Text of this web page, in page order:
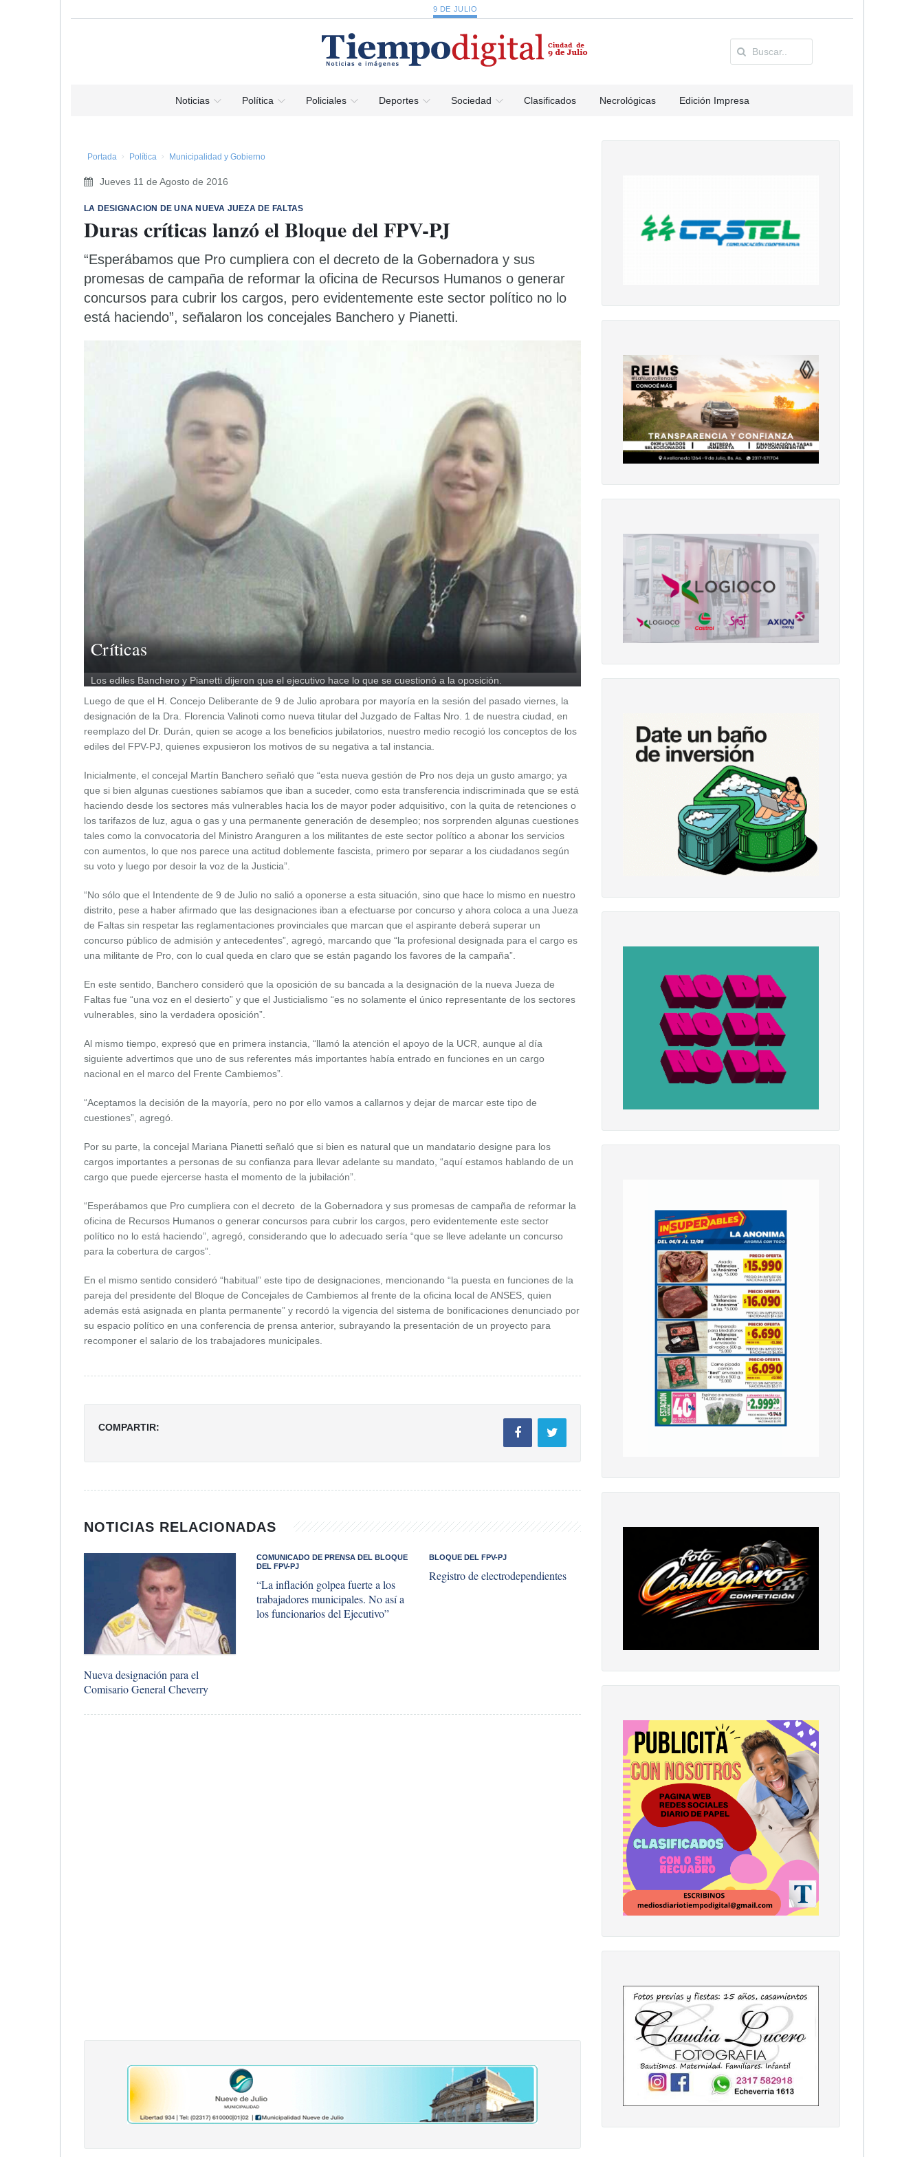
9 DE JULIO
Noticias Política Policiales Deportes Sociedad Clasificados Necrológicas Edición Impresa
Portada Política Municipalidad y Gobierno
Jueves 11 de Agosto de 2016
LA DESIGNACION DE UNA NUEVA JUEZA DE FALTAS
Duras críticas lanzó el Bloque del FPV-PJ
“Esperábamos que Pro cumpliera con el decreto de la Gobernadora y sus
promesas de campaña de reformar la oficina de Recursos Humanos o generar
concursos para cubrir los cargos, pero evidentemente este sector político no lo
está haciendo”, señalaron los concejales Banchero y Pianetti.
Críticas
Los ediles Banchero y Pianetti dijeron que el ejecutivo hace lo que se cuestionó a la oposición.
Luego de que el H. Concejo Deliberante de 9 de Julio aprobara por mayoría en la sesión del pasado viernes, la
designación de la Dra. Florencia Valinoti como nueva titular del Juzgado de Faltas Nro. 1 de nuestra ciudad, en
reemplazo del Dr. Durán, quien se acoge a los beneficios jubilatorios, nuestro medio recogió los conceptos de los
ediles del FPV-PJ, quienes expusieron los motivos de su negativa a tal instancia.
Inicialmente, el concejal Martín Banchero señaló que “esta nueva gestión de Pro nos deja un gusto amargo; ya
que si bien algunas cuestiones sabíamos que iban a suceder, como esta transferencia indiscriminada que se está
haciendo desde los sectores más vulnerables hacia los de mayor poder adquisitivo, con la quita de retenciones o
los tarifazos de luz, agua o gas y una permanente generación de desempleo; nos sorprenden algunas cuestiones
tales como la convocatoria del Ministro Aranguren a los militantes de este sector político a abonar los servicios
con aumentos, lo que nos parece una actitud doblemente fascista, primero por separar a los ciudadanos según
su voto y luego por desoir la voz de la Justicia”.
“No sólo que el Intendente de 9 de Julio no salió a oponerse a esta situación, sino que hace lo mismo en nuestro
distrito, pese a haber afirmado que las designaciones iban a efectuarse por concurso y ahora coloca a una Jueza
de Faltas sin respetar las reglamentaciones provinciales que marcan que el aspirante deberá superar un
concurso público de admisión y antecedentes”, agregó, marcando que “la profesional designada para el cargo es
una militante de Pro, con lo cual queda en claro que se están pagando los favores de la campaña”.
En este sentido, Banchero consideró que la oposición de su bancada a la designación de la nueva Jueza de
Faltas fue “una voz en el desierto” y que el Justicialismo “es no solamente el único representante de los sectores
vulnerables, sino la verdadera oposición”.
Al mismo tiempo, expresó que en primera instancia, “llamó la atención el apoyo de la UCR, aunque al día
siguiente advertimos que uno de sus referentes más importantes había entrado en funciones en un cargo
nacional en el marco del Frente Cambiemos”.
“Aceptamos la decisión de la mayoría, pero no por ello vamos a callarnos y dejar de marcar este tipo de
cuestiones”, agregó.
Por su parte, la concejal Mariana Pianetti señaló que si bien es natural que un mandatario designe para los
cargos importantes a personas de su confianza para llevar adelante su mandato, “aquí estamos hablando de un
cargo que puede ejercerse hasta el momento de la jubilación”.
“Esperábamos que Pro cumpliera con el decreto de la Gobernadora y sus promesas de campaña de reformar la
oficina de Recursos Humanos o generar concursos para cubrir los cargos, pero evidentemente este sector
político no lo está haciendo”, agregó, considerando que lo adecuado sería “que se lleve adelante un concurso
para la cobertura de cargos”.
En el mismo sentido consideró “habitual” este tipo de designaciones, mencionando “la puesta en funciones de la
pareja del presidente del Bloque de Concejales de Cambiemos al frente de la oficina local de ANSES, quien
además está asignada en planta permanente” y recordó la vigencia del sistema de bonificaciones denunciado por
su espacio político en una conferencia de prensa anterior, subrayando la presentación de un proyecto para
recomponer el salario de los trabajadores municipales.
COMPARTIR:
NOTICIAS RELACIONADAS
Nueva designación para el
Comisario General Cheverry
COMUNICADO DE PRENSA DEL BLOQUE
DEL FPV-PJ
“La inflación golpea fuerte a los
trabajadores municipales. No así a
los funcionarios del Ejecutivo”
BLOQUE DEL FPV-PJ
Registro de electrodependientes